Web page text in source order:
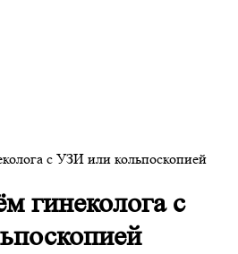
с УЗИ или кольпоскопией
гинеколога с